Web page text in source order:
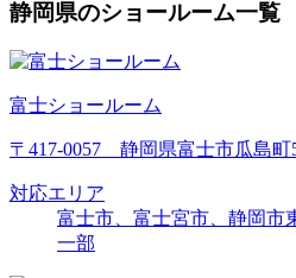
静岡県のショールーム一覧
富士ショールーム
〒417-0057 静岡県富士市瓜島町
対応エリア
富士市、富士宮市、静岡市
一部